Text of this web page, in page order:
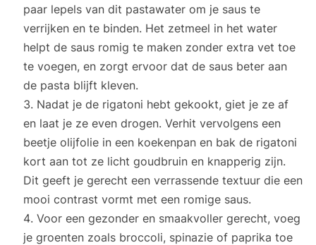
paar lepels van dit pastawater om je saus te
verrijken en te binden. Het zetmeel in het water
helpt de saus romig te maken zonder extra vet toe
te voegen, en zorgt ervoor dat de saus beter aan
de pasta blijft kleven.
Nadat je de rigatoni hebt gekookt, giet je ze af
en laat je ze even drogen. Verhit vervolgens een
beetje olijfolie in een koekenpan en bak de rigatoni
kort aan tot ze licht goudbruin en knapperig zijn.
Dit geeft je gerecht een verrassende textuur die een
mooi contrast vormt met een romige saus.
Voor een gezonder en smaakvoller gerecht, voeg
je groenten zoals broccoli, spinazie of paprika toe